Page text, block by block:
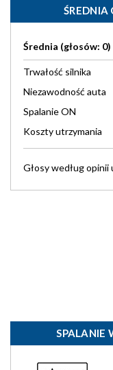
Średnia (głosów: 0)
Trwałość silnika
Niezawodność auta
Spalanie ON
Koszty utrzymania
Głosy wedługopinii
SPALANIE